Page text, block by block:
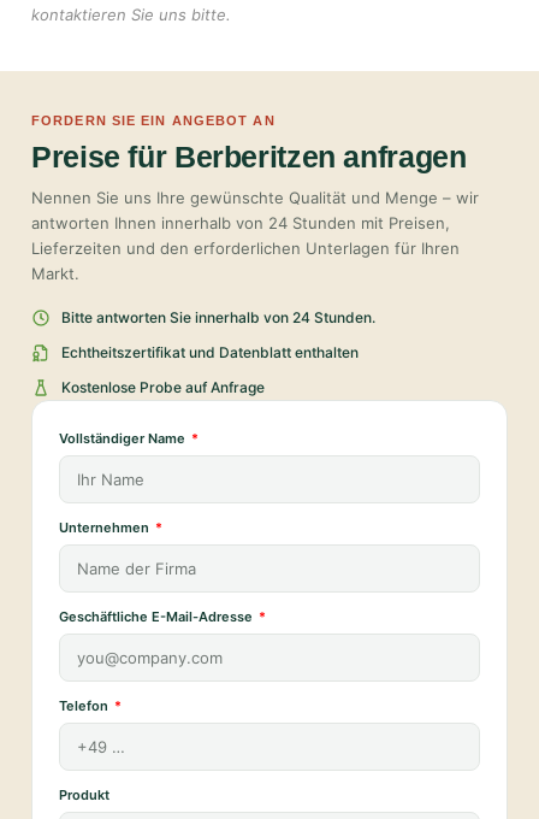
kontaktieren Sie uns bitte.
FORDERN SIE EIN ANGEBOT AN
Preise für Berberitzen anfragen
Nennen Sie uns Ihre gewünschte Qualität und Menge – wir
antworten Ihnen innerhalb von 24 Stunden mit Preisen,
Lieferzeiten und den erforderlichen Unterlagen für Ihren
Markt.
Bitte antworten Sie innerhalb von 24 Stunden.
Echtheitszertifikat und Datenblatt enthalten
Kostenlose Probe auf Anfrage
Vollständiger Name
Unternehmen
Geschäftliche E-Mail-Adresse
Telefon
Produkt